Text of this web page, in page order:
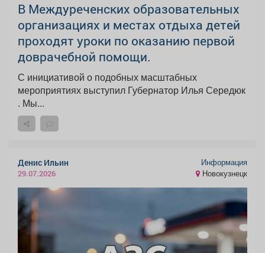
В Междуреченских образовательных
организациях и местах отдыха детей
проходят уроки по оказанию первой
доврачебной помощи.
С инициативой о подобных масштабных
мероприятиях выступил Губернатор Илья Середюк
. Мы...
Денис Ильин
29.07.2026
Информация
Новокузнецк